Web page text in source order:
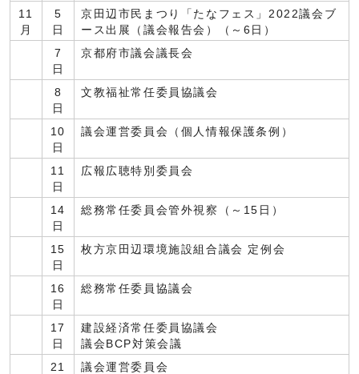
11
月
5
日
京田辺市民まつり「たなフェス」2022議会ブ
ース出展（議会報告会）（～6日）
7
日
京都府市議会議長会
8
日
文教福祉常任委員協議会
10
日
議会運営委員会（個人情報保護条例）
11
日
広報広聴特別委員会
14
日
総務常任委員会管外視察（～15日）
15
日
枚方京田辺環境施設組合議会 定例会
16
日
総務常任委員協議会
17
日
建設経済常任委員協議会
議会BCP対策会議
21
議会運営委員会